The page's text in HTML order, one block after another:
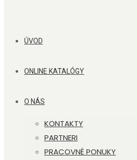
ÚVOD
ONLINE KATALÓGY
O NÁS
KONTAKTY
PARTNERI
PRACOVNÉ PONUKY